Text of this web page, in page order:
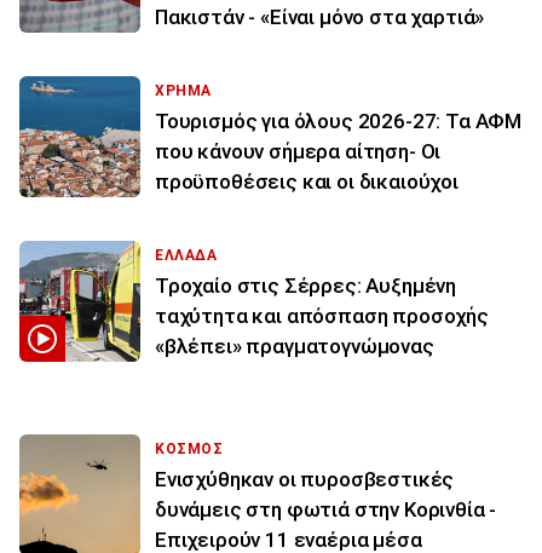
Πακιστάν - «Είναι μόνο στα χαρτιά»
ΧΡΗΜΑ
Τουρισμός για όλους 2026-27: Τα ΑΦΜ
που κάνουν σήμερα αίτηση- Οι
προϋποθέσεις και οι δικαιούχοι
ΕΛΛΑΔΑ
Τροχαίο στις Σέρρες: Αυξημένη
ταχύτητα και απόσπαση προσοχής
«βλέπει» πραγματογνώμονας
ΚΟΣΜΟΣ
Ενισχύθηκαν οι πυροσβεστικές
δυνάμεις στη φωτιά στην Κορινθία -
Επιχειρούν 11 εναέρια μέσα